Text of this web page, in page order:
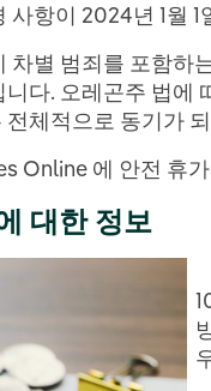
항이 2024년 1월
별 범죄를 포함
다. 오레곤주 법에
체적으로 동기가
Online 에 안전 휴
대한 정보